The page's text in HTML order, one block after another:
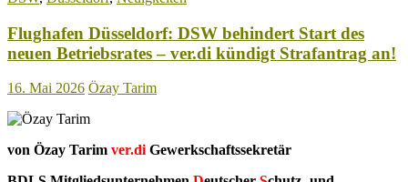
Flughafen Düsseldorf: DSW behindert Start des
neuen Betriebsrates – ver.di kündigt Strafantrag an!
16. Mai 2026 Özay Tarim
von Özay Tarim ver.diGewerkschaftssekretär